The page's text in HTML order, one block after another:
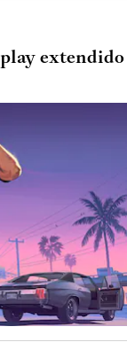
extendido